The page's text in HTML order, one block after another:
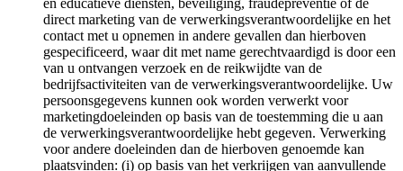
en educatieve diensten, beveiliging, fraudepreventie of de
direct marketing van de verwerkingsverantwoordelijke en het
contact met u opnemen in andere gevallen dan hierboven
gespecificeerd, waar dit met name gerechtvaardigd is door een
van u ontvangen verzoek en de reikwijdte van de
bedrijfsactiviteiten van de verwerkingsverantwoordelijke. Uw
persoonsgegevens kunnen ook worden verwerkt voor
marketingdoeleinden op basis van de toestemming die u aan
de verwerkingsverantwoordelijke hebt gegeven. Verwerking
voor andere doeleinden dan de hierboven genoemde kan
plaatsvinden: (i) op basis van het verkrijgen van aanvullende